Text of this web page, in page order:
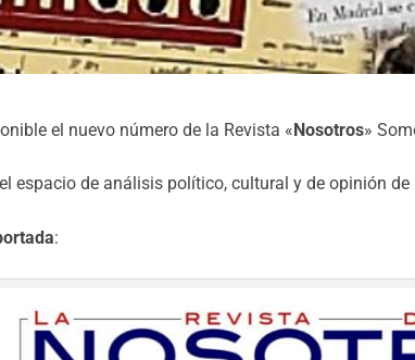
el nuevo número de la Revista «Nosotros»
espacio de análisis político, cultural y de opinión de
: